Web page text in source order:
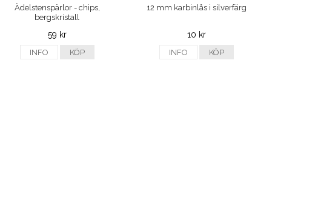
Ädelstenspärlor - chips,
bergskristall
59 kr
INFO KÖP
12 mm karbinlås i silverfärg
10 kr
INFO KÖP